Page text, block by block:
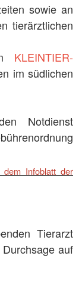
sowie an
tierärztlichen
KLEINTIER-
im südlichen
Notdienst
Infoblatt der
Tierarzt
auf